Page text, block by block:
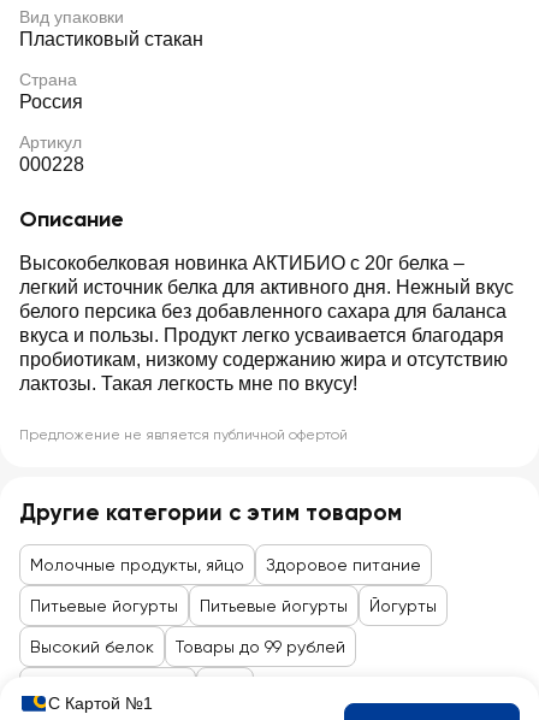
Вид упаковки
Пластиковый стакан
Страна
Россия
Артикул
000228
Описание
Высокобелковая новинка АКТИБИО с 20г белка –
легкий источник белка для активного дня. Нежный вкус
белого персика без добавленного сахара для баланса
вкуса и пользы. Продукт легко усваивается благодаря
пробиотикам, низкому содержанию жира и отсутствию
лактозы. Такая легкость мне по вкусу!
Предложение не является публичной офертой
Другие категории с этим товаром
Молочные продукты, яйцо Здоровое питание
Питьевые йогурты Питьевые йогурты Йогурты
Высокий белок Товары до 99 рублей
С Картой №1